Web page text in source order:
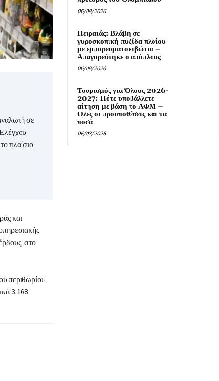
σε
πλαίσιο
και
στο
περιθωρίου
3.168
06/08/2026
Πειραιάς: Βλάβη σε
γυροσκοπική πυξίδα πλοίου
με εμπορευματοκιβώτια –
Απαγορεύτηκε ο απόπλους
06/08/2026
Τουρισμός για Όλους 2026-
2027: Πότε υποβάλλετε
αίτηση με βάση το ΑΦΜ –
Όλες οι προϋποθέσεις και τα
ποσά
06/08/2026